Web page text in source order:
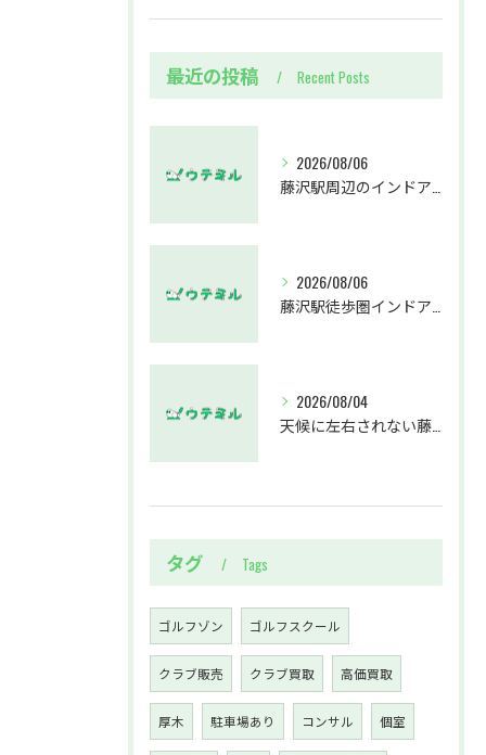
最近の投稿 Recent Posts
2026/08/06
2026/08/06
2026/08/04
タグ Tags
ゴルフゾン ゴルフスクール
クラブ販売 クラブ買取 高価買取
厚木 駐車場あり コンサル 個室